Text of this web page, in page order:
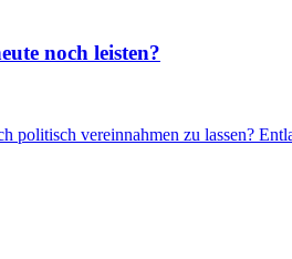
noch leisten?
politisch vereinnahmen zu lassen?